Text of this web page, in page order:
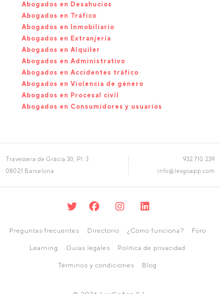
Abogados en Desahucios
Abogados en Tráfico
Abogados en Inmobiliario
Abogados en Extranjería
Abogados en Alquiler
Abogados en Administrativo
Abogados en Accidentes tráfico
Abogados en Violencia de género
Abogados en Procesal civil
Abogados en Consumidores y usuarios
Travessera de Gràcia 30, Pl. 3
08021 Barcelona
932 710 239
info@lexgoapp.com
Preguntas frecuentes Directorio ¿Cómo funciona? Foro
Learning Guías legales Política de privacidad
Términos y condiciones Blog